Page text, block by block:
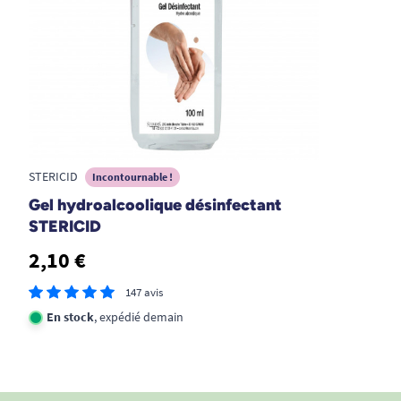
STERICID Incontournable !
Gel hydroalcoolique désinfectant
STERICID
2,10 €
147 avis
En stock, expédié demain